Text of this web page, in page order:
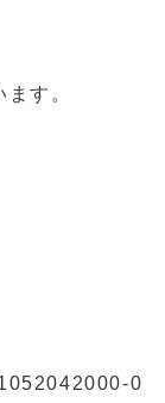
す。
0